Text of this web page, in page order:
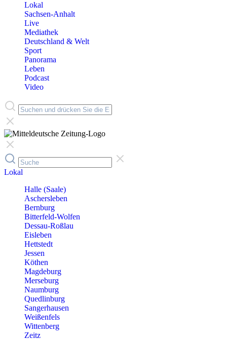
Lokal
Sachsen-Anhalt
Live
Mediathek
Deutschland & Welt
Sport
Panorama
Leben
Podcast
Video
Lokal
Halle (Saale)
Aschersleben
Bernburg
Bitterfeld-Wolfen
Dessau-Roßlau
Eisleben
Hettstedt
Jessen
Köthen
Magdeburg
Merseburg
Naumburg
Quedlinburg
Sangerhausen
Weißenfels
Wittenberg
Zeitz